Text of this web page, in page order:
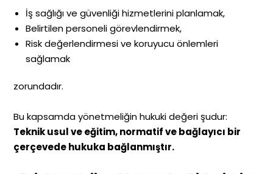
İş sağlığı ve güvenliği hizmetlerini planlamak,
Belirtilen personeli görevlendirmek,
Risk değerlendirmesi ve koruyucu önlemleri
sağlamak
zorundadır.
Bu kapsamda yönetmeliğin hukuki değeri şudur:
Teknik usul ve eğitim, normatif ve bağlayıcı bir
çerçevede hukuka bağlanmıştır.